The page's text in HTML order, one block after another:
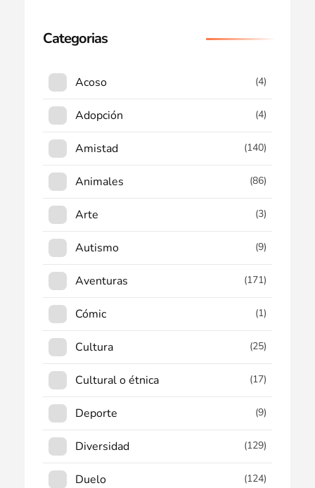
Categorias
Acoso (4)
Adopción (4)
Amistad (140)
Animales (86)
Arte (3)
Autismo (9)
Aventuras (171)
Cómic (1)
Cultura (25)
Cultural o étnica (17)
Deporte (9)
Diversidad (129)
Duelo (124)